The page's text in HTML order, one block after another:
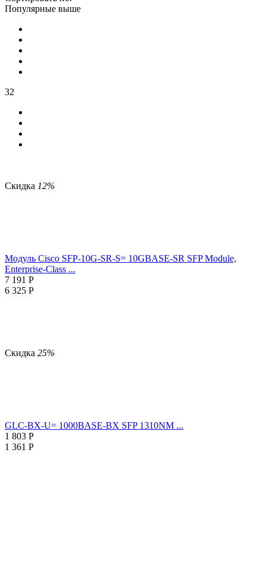
Популярные выше
32
Скидка 12%
Модуль Cisco SFP-10G-SR-S= 10GBASE-SR SFP Module,
Enterprise-Class ...
7 191 Р
6 325 Р
Скидка 25%
GLC-BX-U= 1000BASE-BX SFP 1310NM ...
1 803 Р
1 361 Р